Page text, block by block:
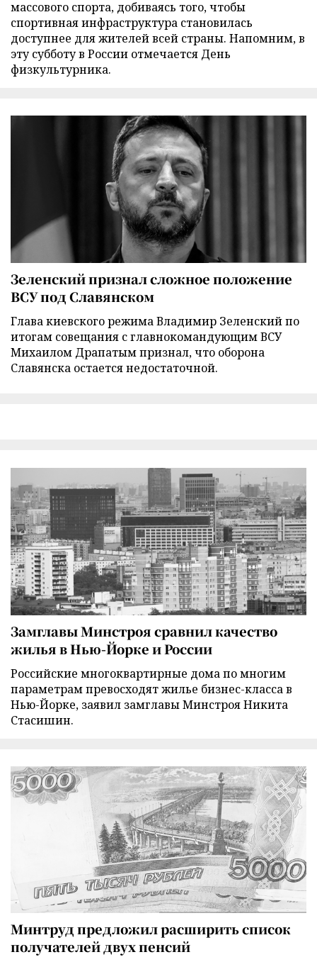
массового спорта, добиваясь того, чтобы
спортивная инфраструктура становилась
доступнее для жителей всей страны. Напомним, в
эту субботу в России отмечается День
физкультурника.
Зеленский признал сложное положение
ВСУ под Славянском
Глава киевского режима Владимир Зеленский по
итогам совещания с главнокомандующим ВСУ
Михаилом Драпатым признал, что оборона
Славянска остается недостаточной.
Замглавы Минстроя сравнил качество
жилья в Нью-Йорке и России
Российские многоквартирные дома по многим
параметрам превосходят жилье бизнес-класса в
Нью-Йорке, заявил замглавы Минстроя Никита
Стасишин.
Минтруд предложил расширить список
получателей двух пенсий